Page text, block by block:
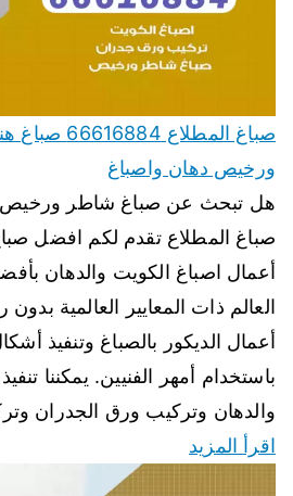
صباغ
ورخيص دهان واصباغ
هل تبحث عن صباغ شاطر ورخيص
صباغ المطلاع تقدم لكم افضل
أعمال اصباغ الكويت والدهان
العالم ذات المعايير العالمية بدون
أعمال الديكور بالصباغ وتنفيذ
باستخدام أمهر الفنيين. يمكننا
والدهان وتركيب ورق الجدران
اقرأ المزيد